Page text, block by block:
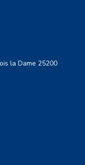
la Dame 25200